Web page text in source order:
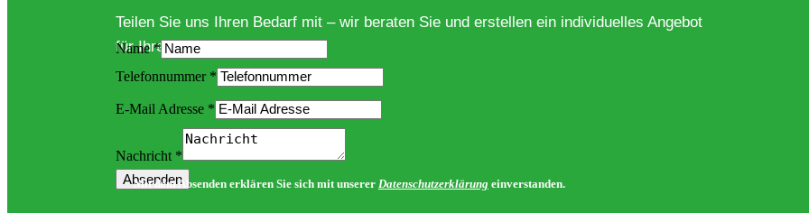
Teilen Sie uns Ihren Bedarf mit – wir beraten Sie und erstellen ein individuelles Angebot
für Ihre Belieferung in NRW.
Name*
Telefonnummer *
E-Mail Adresse *
Layout
Telefonnummer
Nachricht *
Absenden
Mit dem Absenden erklären Sie sich mit unserer Datenschutzerklärung einverstanden.